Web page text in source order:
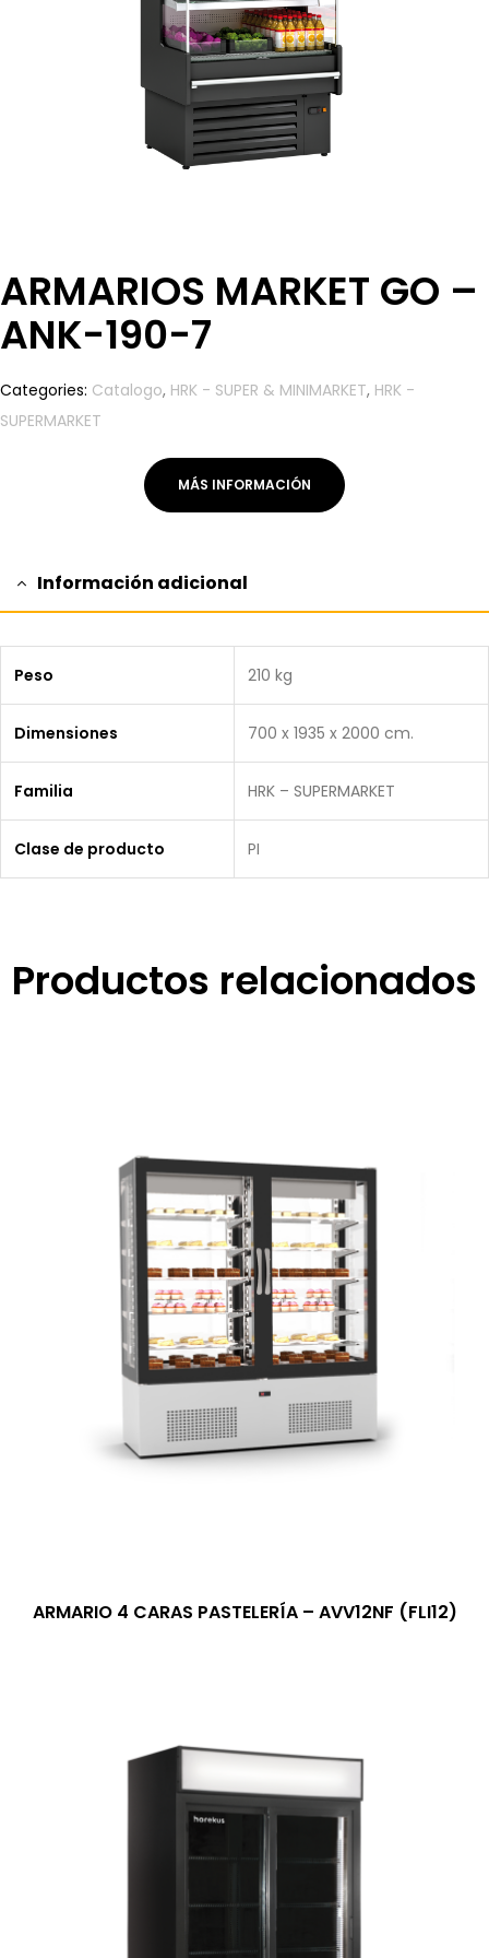
ARMARIOS MARKET GO –
ANK-190-7
Categories: Catalogo, HRK - SUPER & MINIMARKET, HRK -
SUPERMARKET
MÁS INFORMACIÓN
Información adicional
Peso 210 kg
Dimensiones 700 x 1935 x 2000 cm.
Familia HRK – SUPERMARKET
Clase de producto PI
Productos relacionados
ARMARIO 4 CARAS PASTELERÍA – AVV12NF (FLI12)